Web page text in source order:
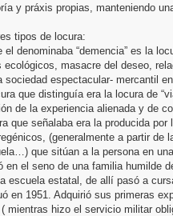
y práxis propias, manteniendo
tipos de locura:
el denominaba “demencia” es la
ecológicos, masacre del deseo,
espectacular- mercantil
que distinguía era la locura de
de la experiencia alienada y de
que señalaba era la producida por
(generalmente a partir de
que sitúan a la persona en
en el seno de una familia humilde
escuela estatal, de allí pasó a
en 1951. Adquirió sus primeras
mientras hizo el servicio militar